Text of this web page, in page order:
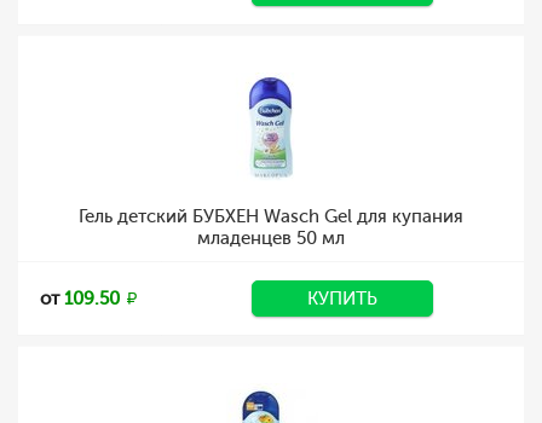
Гель детский БУБХЕН Wasch Gel для купания
младенцев 50 мл
от109.50 КУПИТЬ